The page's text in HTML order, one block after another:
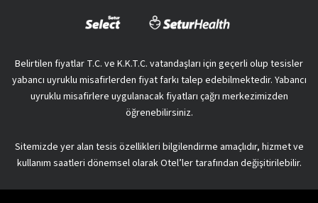
Belirtilen fiyatlar T.C. ve K.K.T.C. vatandaşları için geçerli olup tesisler
yabancı uyruklu misafirlerden fiyat farkı talep edebilmektedir. Yabancı
uyruklu misafirlere uygulanacak fiyatları çağrı merkezimizden
öğrenebilirsiniz.
Sitemizde yer alan tesis özellikleri bilgilendirme amaçlıdır, hizmet ve
kullanım saatleri dönemsel olarak Otel’ler tarafından değişitirilebilir.